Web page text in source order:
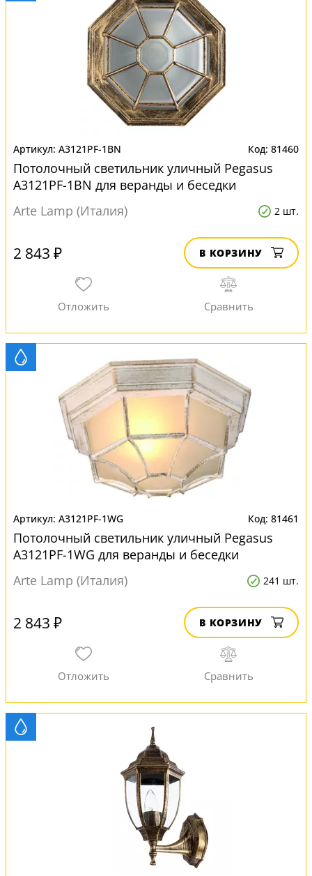
A3121PF-1BN 81460
Потолочный светильник уличный Pegasus
A3121PF-1BN для веранды и беседки
Arte Lamp (Италия)
2 шт.
2 843 ₽ В КОРЗИНУ
A3121PF-1WG 81461
Потолочный светильник уличный Pegasus
A3121PF-1WG для веранды и беседки
Arte Lamp (Италия)
241 шт.
2 843 ₽ В КОРЗИНУ